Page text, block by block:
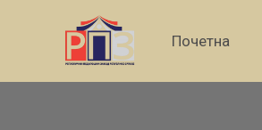
Почетна